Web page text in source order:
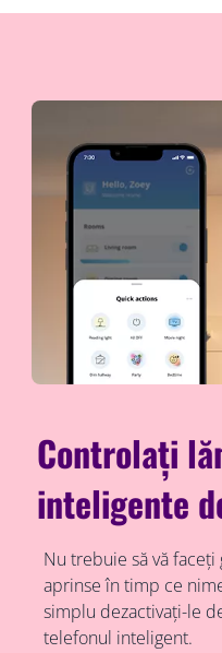
Controlați
inteligente
Nu trebuie să vă
aprinse în timp ce
simplu dezactivați-le
telefonul inteligent.